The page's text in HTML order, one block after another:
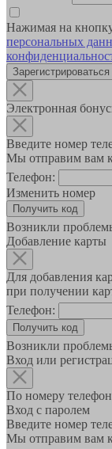
Нажимая на
персональных
Зарегистрироваться
Электронная
Введите номер
Мы отправим вам
Телефон:
Изменить номер
Возникли
Добавление карты
Для добавления
при получении
Телефон:
Возникли
Вход или
По номеру
Вход с паролем
Введите номер
Мы отправим вам